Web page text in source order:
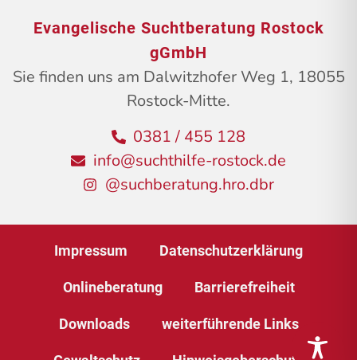
Evangelische Suchtberatung Rostock
gGmbH
Sie finden uns am Dalwitzhofer Weg 1, 18055
Rostock-Mitte.
0381 / 455 128
info@suchthilfe-rostock.de
@suchberatung.hro.dbr
Impressum Datenschutzerklärung
Onlineberatung Barrierefreiheit
Downloads weiterführende Links